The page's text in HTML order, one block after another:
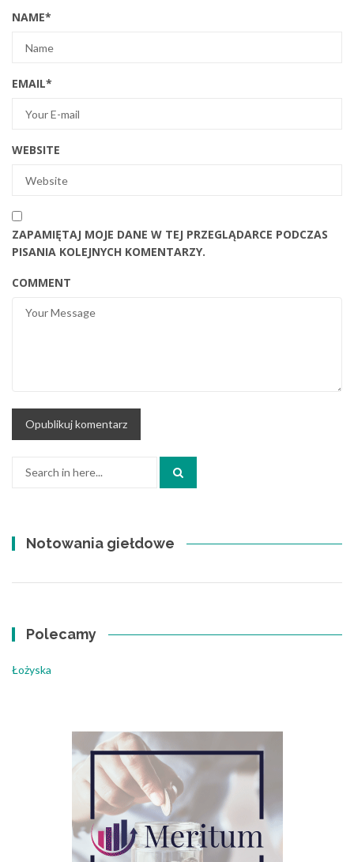
NAME*
EMAIL*
WEBSITE
ZAPAMIĘTAJ MOJE DANE W TEJ PRZEGLĄDARCE PODCZAS
PISANIA KOLEJNYCH KOMENTARZY.
COMMENT
Search
Notowania giełdowe
Polecamy
Łożyska